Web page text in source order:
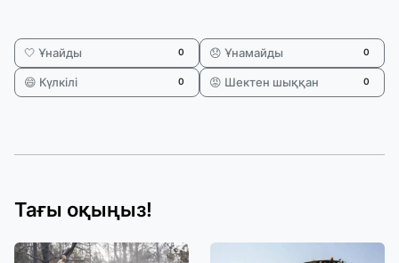
🤍 Ұнайды 0 😞 Ұнамайды 0
😄 Күлкілі 0 😡 Шектен шыққан 0
Тағы оқыңыз!